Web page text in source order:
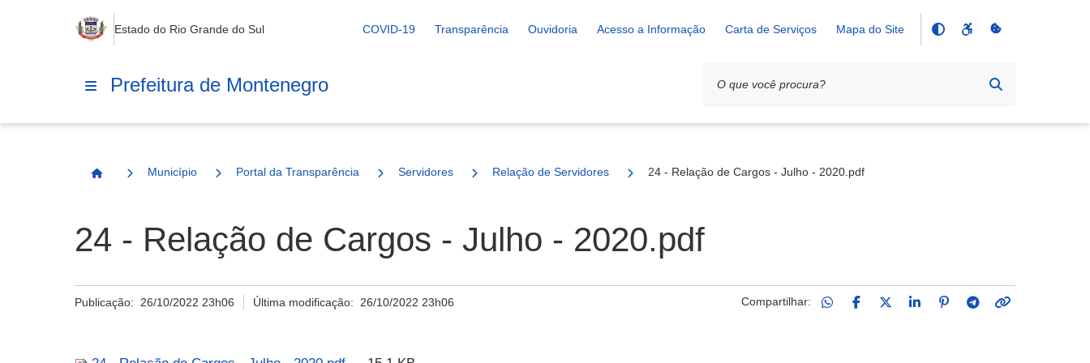
Estado do Rio Grande do Sul COVID-19 Transparência Ouvidoria Acesso a Informação Carta de Serviços Mapa do Site
Prefeitura de Montenegro
Página Inicial
Município Portal da Transparência Servidores Relação de Servidores 24 - Relação de Cargos - Julho - 2020.pdf
24 - Relação de Cargos - Julho - 2020.pdf
Publicação: 26/10/2022 23h06 Última modificação: 26/10/2022 23h06 Compartilhar: